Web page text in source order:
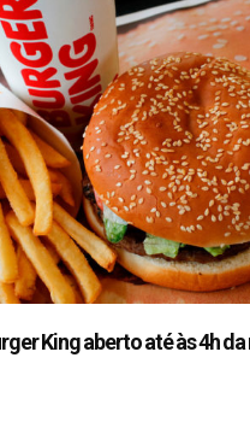
King aberto até às 4h